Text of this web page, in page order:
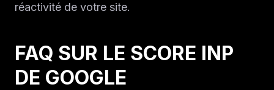
réactivité de votre site.
FAQ SUR LE SCORE INP
DE GOOGLE